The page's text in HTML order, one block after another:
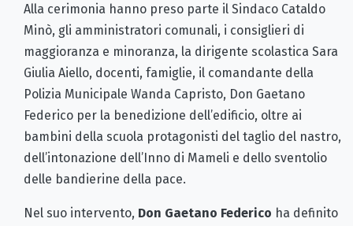
Alla cerimonia hanno preso parte il Sindaco Cataldo
Minò, gli amministratori comunali, i consiglieri di
maggioranza e minoranza, la dirigente scolastica Sara
Giulia Aiello, docenti, famiglie, il comandante della
Polizia Municipale Wanda Capristo, Don Gaetano
Federico per la benedizione dell’edificio, oltre ai
bambini della scuola protagonisti del taglio del nastro,
dell’intonazione dell’Inno di Mameli e dello sventolio
delle bandierine della pace.
Nel suo intervento, Don Gaetano Federico ha definito